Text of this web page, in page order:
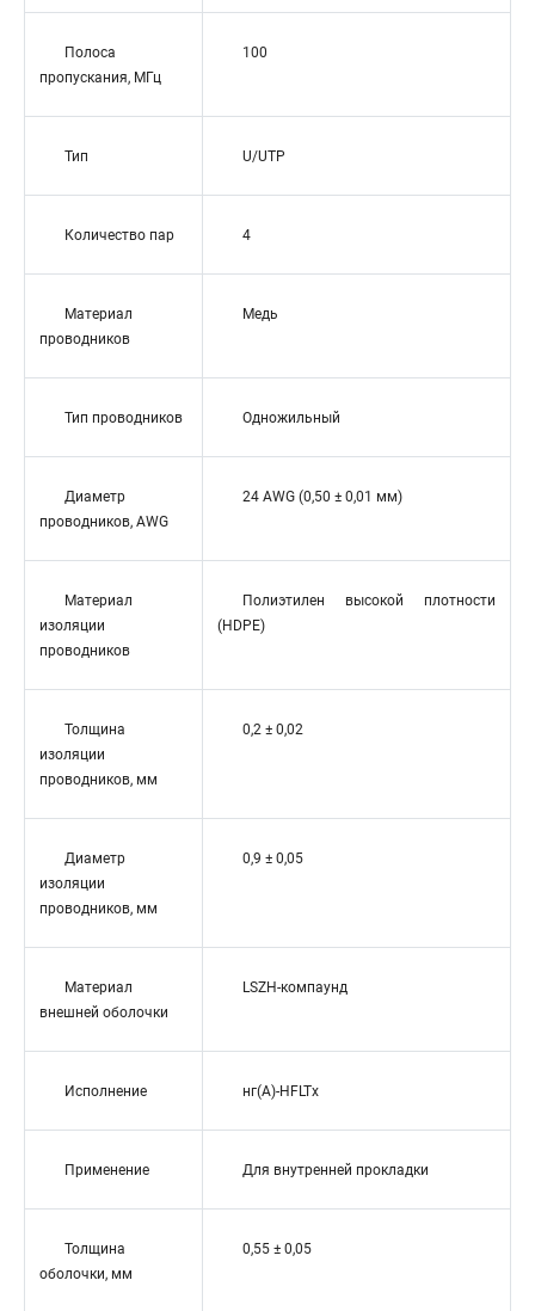
Полоса
пропускания, МГц
100
Тип U/UTP
Количество пар 4
Материал
проводников
Медь
Тип проводников Одножильный
Диаметр
проводников, AWG
24 AWG (0,50 ± 0,01 мм)
Материал
изоляции
проводников
Полиэтилен высокой плотности
(HDPE)
Толщина
изоляции
проводников, мм
0,2 ± 0,02
Диаметр
изоляции
проводников, мм
0,9 ± 0,05
Материал
внешней оболочки
LSZH-компаунд
Исполнение нг(A)-HFLTx
Применение Для внутренней прокладки
Толщина
оболочки, мм
0,55 ± 0,05